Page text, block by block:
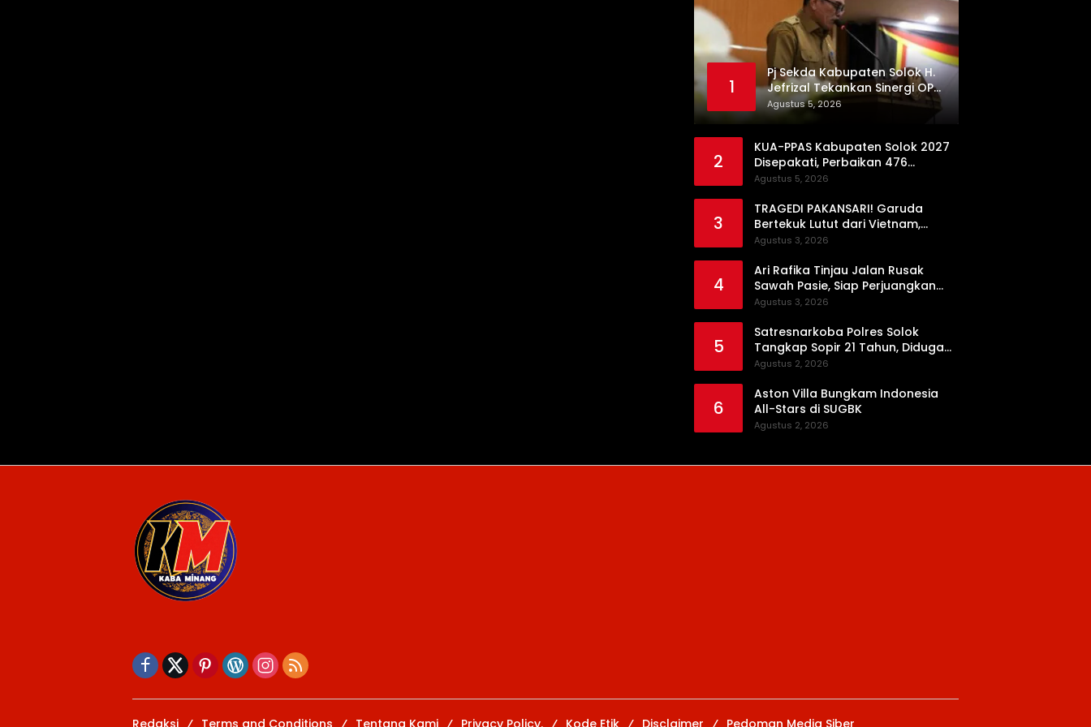
1
Pj Sekda Kabupaten Solok H.
Jefrizal Tekankan Sinergi OPD
demi Percepatan
Pembangunan Daerah
Agustus 5, 2026
2
KUA-PPAS Kabupaten Solok 2027
Disepakati, Perbaikan 476
Kilometer Jalan Rusak Jadi
Agustus 5, 2026
3
TRAGEDI PAKANSARI! Garuda
Bertekuk Lutut dari Vietnam,
Langkah ke Semifinal Kini di Ujung
Agustus 3, 2026
4
Ari Rafika Tinjau Jalan Rusak
Sawah Pasie, Siap Perjuangkan
Perbaikannya di DPRD
Agustus 3, 2026
5
Satresnarkoba Polres Solok
Tangkap Sopir 21 Tahun, Diduga
Kuasai Satu Paket Sabu di Kubung
Agustus 2, 2026
6
Aston Villa Bungkam Indonesia
All-Stars di SUGBK
Agustus 2, 2026